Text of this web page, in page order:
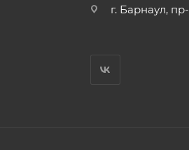
г. Барнаул,